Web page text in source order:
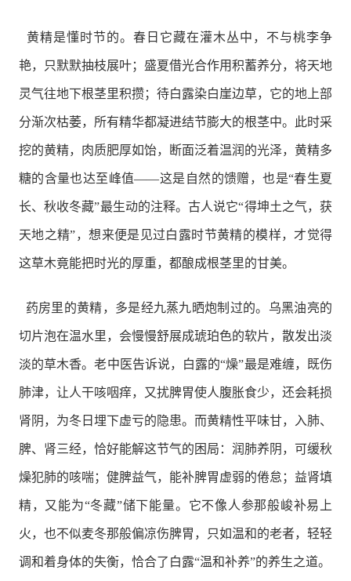
黄精是懂时节的。春日它藏在灌木丛中，不与桃李争
艳，只默默抽枝展叶；盛夏借光合作用积蓄养分，将天地
灵气往地下根茎里积攒；待白露染白崖边草，它的地上部
分渐次枯萎，所有精华都凝进结节膨大的根茎中。此时采
挖的黄精，肉质肥厚如饴，断面泛着温润的光泽，黄精多
糖的含量也达至峰值——这是自然的馈赠，也是“春生夏
长、秋收冬藏”最生动的注释。古人说它“得坤土之气，获
天地之精”，想来便是见过白露时节黄精的模样，才觉得
这草木竟能把时光的厚重，都酿成根茎里的甘美。
药房里的黄精，多是经九蒸九晒炮制过的。乌黑油亮的
切片泡在温水里，会慢慢舒展成琥珀色的软片，散发出淡
淡的草木香。老中医告诉说，白露的“燥”最是难缠，既伤
肺津，让人干咳咽痒，又扰脾胃使人腹胀食少，还会耗损
肾阴，为冬日埋下虚亏的隐患。而黄精性平味甘，入肺、
脾、肾三经，恰好能解这节气的困局：润肺养阴，可缓秋
燥犯肺的咳喘；健脾益气，能补脾胃虚弱的倦怠；益肾填
精，又能为“冬藏”储下能量。它不像人参那般峻补易上
火，也不似麦冬那般偏凉伤脾胃，只如温和的老者，轻轻
调和着身体的失衡，恰合了白露“温和补养”的养生之道。